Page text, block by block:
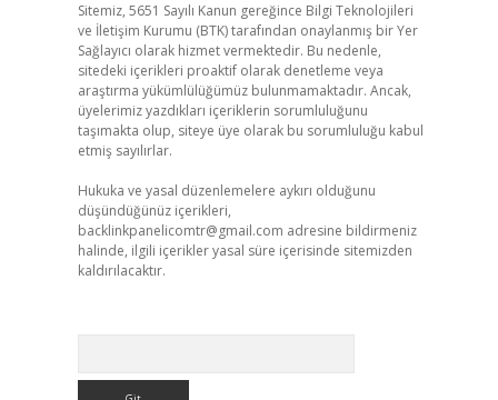
Sitemiz, 5651 Sayılı Kanun gereğince Bilgi Teknolojileri
ve İletişim Kurumu (BTK) tarafından onaylanmış bir Yer
Sağlayıcı olarak hizmet vermektedir. Bu nedenle,
sitedeki içerikleri proaktif olarak denetleme veya
araştırma yükümlülüğümüz bulunmamaktadır. Ancak,
üyelerimiz yazdıkları içeriklerin sorumluluğunu
taşımakta olup, siteye üye olarak bu sorumluluğu kabul
etmiş sayılırlar.
Hukuka ve yasal düzenlemelere aykırı olduğunu
düşündüğünüz içerikleri,
backlinkpanelicomtr@gmail.com adresine bildirmeniz
halinde, ilgili içerikler yasal süre içerisinde sitemizden
kaldırılacaktır.